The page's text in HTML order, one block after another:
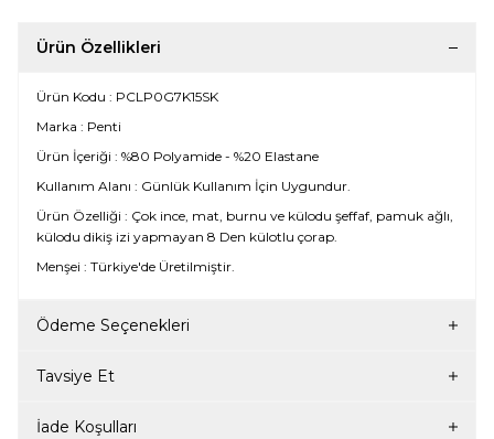
Ürün Özellikleri
Ürün Kodu : PCLP0G7K15SK
Marka : Penti
Ürün İçeriği : %80 Polyamide - %20 Elastane
Kullanım Alanı : Günlük Kullanım İçin Uygundur.
Ürün Özelliği : Çok ince, mat, burnu ve külodu şeffaf, pamuk ağlı,
külodu dikiş izi yapmayan 8 Den külotlu çorap.
Menşei : Türkiye'de Üretilmiştir.
Ödeme Seçenekleri
Tavsiye Et
İade Koşulları